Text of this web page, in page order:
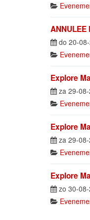
do 20-
Explore
za 29-
Explore
za 29-
Explore
zo 30-